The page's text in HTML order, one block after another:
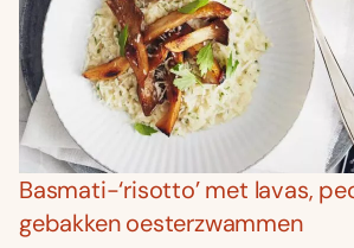
Basmati-‘risotto’ met lavas,
gebakken oesterzwammen